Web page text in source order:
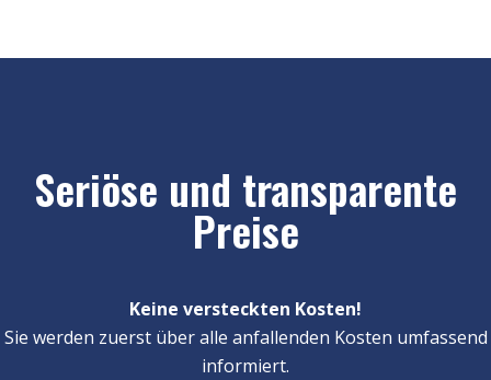
Seriöse und transparente
Preise
Keine versteckten Kosten!
Sie werden zuerst über alle anfallenden Kosten umfassend
informiert.